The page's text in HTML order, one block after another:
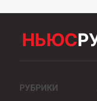
РУБРИКИ